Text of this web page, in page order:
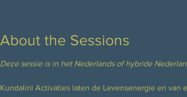
About the Sessions
Deze sessie is in het Nederlands of hybride
Kundalini Activaties laten de Levensenergie en van